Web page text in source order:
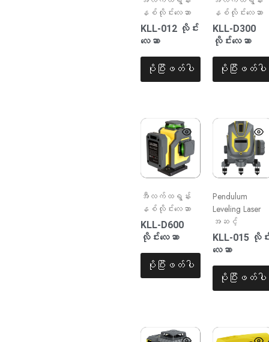
နစ်လိုင်းလေဆာ
KLL-012 လိုင်း
လေဆာ
ပိုပြီးဖတ်ပါ
နစ်လိုင်းလေဆာ
KLL-D300
လိုင်းလေဆာ
ပိုပြီးဖတ်ပါ
အီလက်ထရွန်း
နစ်လိုင်းလေဆာ
KLL-D600
လိုင်းလေဆာ
ပိုပြီးဖတ်ပါ
Pendulum
Leveling Laser
အဆင့်
KLL-015 လိုင်
လေဆာ
ပိုပြီးဖတ်ပါ